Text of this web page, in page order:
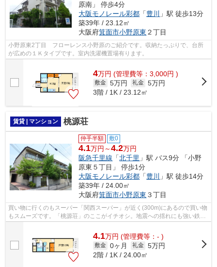
原南」 停歩4分
大阪モノレール彩都 「豊川
」駅 徒歩13分
築39年 / 23.12㎡
大阪府箕面市小野原東 ２丁目
小野原東2丁目 フローレンス小野原のご紹介です。収納たっぷりで、台所
が広めの１Ｋタイプです。室内洗濯機置場有ります。
4万円 (管理費等：3,000円 )
敷金 5万円 礼金 5万円
3階 / 1K / 23.12㎡
賃貸 | マンション 桃源荘
仲手半額 敷0
4.1万円～4.2万円
阪急千里線 「北千里 」駅 バス9分 「小野
原東５丁目」 停歩1分
大阪モノレール彩都 「豊川
」駅 徒歩14分
築39年 / 24.00㎡
大阪府箕面市小野原東 ３丁目
買い物に行くのもスーパー「関西スーパー」が近く(300m)にあるので買い物
もスムーズです。「桃源荘」のここがイチオシ。地震への揺れにも強い鉄骨
4.1万円 (管理費等：- )
敷金 0ヶ月 礼金 5万円
2階 / 1K / 24.00㎡